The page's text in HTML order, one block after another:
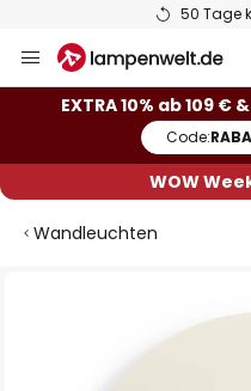
50 Tage
Inhalt
springen
EXTRA 10% ab 109 €
Code:
WOW
Wandleuchten